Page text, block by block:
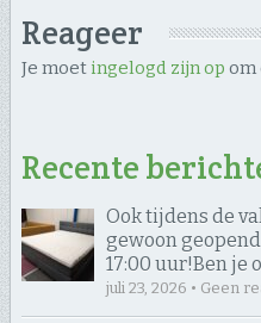
Reageer
Je moet ingelogd zijn op om
Recente
Ook tijdens de
gewoon
17:00 uur! ​Ben je
juli 23, 2026 • Geen